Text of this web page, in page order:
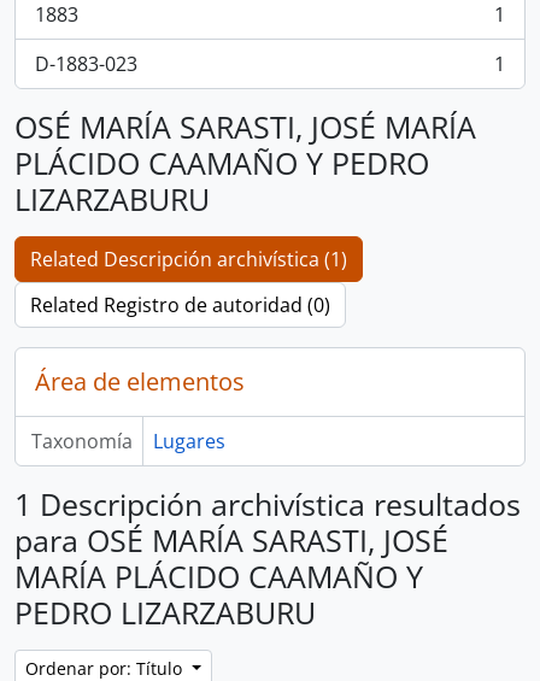
1883
, 1 resultados
1
D-1883-023
, 1 resultados 1
OSÉ MARÍA SARASTI, JOSÉ MARÍA
PLÁCIDO CAAMAÑO Y PEDRO
LIZARZABURU
Related Descripción archivística (1)
Related Registro de autoridad (0)
Área de elementos
Taxonomía Lugares
1 Descripción archivística resultados
para OSÉ MARÍA SARASTI, JOSÉ
MARÍA PLÁCIDO CAAMAÑO Y
PEDRO LIZARZABURU
Ordenar por: Título